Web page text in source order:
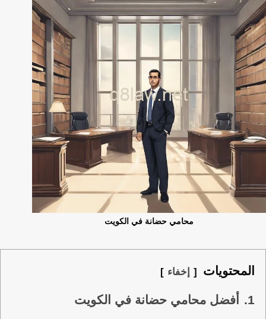
محامي حضانة في الكويت
المحتويات إخفاء
1.
أفضل محامي حضانة في الكويت